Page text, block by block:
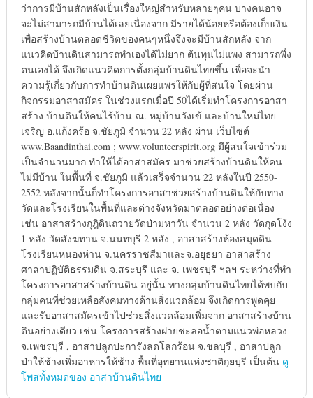
ว่าการมีบ้านสักหลังเป็นเรื่องใหญ่สำหรับหลายๆคน บางคนอาจ
จะไม่สามารถมีบ้านได้เลยเนื่องจาก มีรายได้น้อยหรือต้องเก็บเงิน
เพื่อสร้างบ้านตลอดชีวิตของคนๆหนึ่งจึงจะมีบ้านสักหลัง จาก
แนวคิดบ้านดินสามารถทำเองได้ไม่ยาก ต้นทุนไม่แพง สามารถพึ่ง
ตนเองได้ จึงเกิดแนวคิดการตั้งกลุ่มบ้านดินไทยขึ้น เพื่อจะนำ
ความรู้เกี่ยวกับการทำบ้านดินเผยแพร่ให้กับผู้ที่สนใจ โดยผ่าน
กิจกรรมอาสาสมัคร ในช่วงแรกเมื่อปี 50ได้เริ่มทำโครงการอาสา
สร้าง บ้านดินให้คนไร้บ้าน ณ. หมู่บ้านวังเข้ และบ้านใหม่ไทย
เจริญ อ.แก้งคร้อ จ.ชัยภูมิ จำนวน 22 หลัง ผ่าน เว็บไซต์
www.Baandinthai.com ; www.volunteerspirit.org มีผู้สนใจเข้าร่วม
เป็นจำนวนมาก ทำให้ได้อาสาสมัคร มาช่วยสร้างบ้านดินให้คน
ไม่มีบ้าน ในพื้นที่ จ.ชัยภูมิ แล้วเสร็จจำนวน 22 หลังในปี 2550-
2552 หลังจากนั้นก็ทำโครงการอาสาช่วยสร้างบ้านดินให้กับทาง
วัดและโรงเรียนในพื้นที่และต่างจังหวัดมาตลอดอย่างต่อเนื่อง
เช่น อาสาสร้างกุฎิดินถวายวัดป่ามหาวัน จำนวน 2 หลัง วัดกุดโง้ง
1 หลัง วัดสังฆทาน จ.นนทบุรี 2 หลัง , อาสาสร้างห้องสมุดดิน
โรงเรียนหนองห่าน จ.นครราชสีมาและจ.อยุธยา อาสาสร้าง
ศาลาปฏิบัติธรรมดิน จ.สระบุรี และ จ. เพชรบุรี ฯลฯ ระหว่างที่ทำ
โครงการอาสาสร้างบ้านดิน อยู่นั้น ทางกลุ่มบ้านดินไทยได้พบกับ
กลุ่มคนที่ช่วยเหลือสังคมทางด้านสิ่งแวดล้อม จึงเกิดการพูดคุย
และรับอาสาสมัครเข้าไปช่วยสิ่งแวดล้อมเพิ่มจาก อาสาสร้างบ้าน
ดินอย่างเดียว เช่น โครงการสร้างฝายชะลอน้ำตามแนวพ่อหลวง
จ.เพชรบุรี , อาสาปลูกปะการังลดโลกร้อน จ.ชลบุรี , อาสาปลูก
ป่าให้ช้างเพิ่มอาหารให้ช้าง พื้นที่อุทยานแห่งชาติกุยบุรี เป็นต้น ดู
โพสทั้งหมดของ อาสาบ้านดินไทย